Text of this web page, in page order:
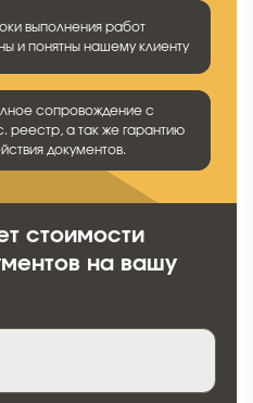
выполнения работ
и понятны нашему клиенту
сопровождение с
реестр, а так же гарантию
документов.
стоимости
на вашу